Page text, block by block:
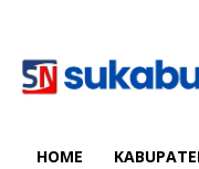
HOME